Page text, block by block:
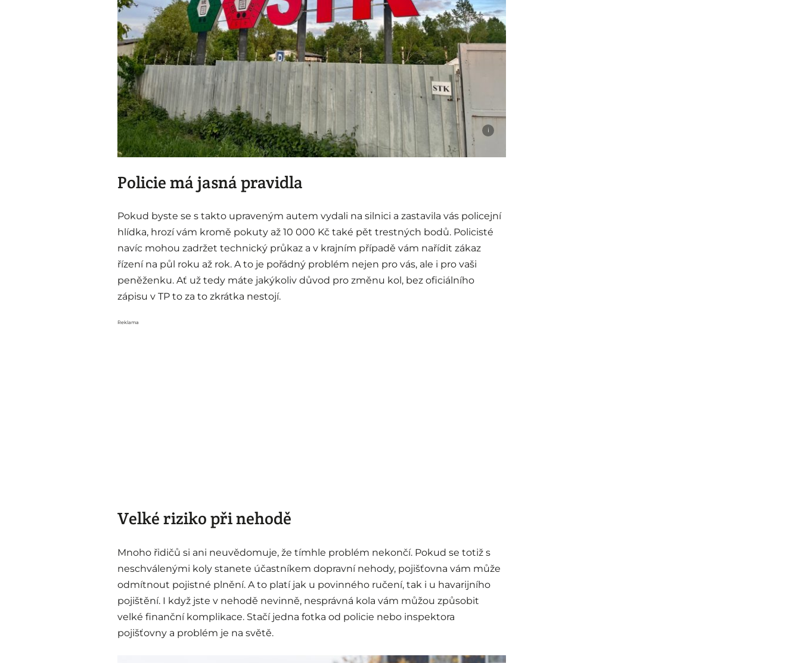
i
Policie má jasná pravidla
Pokud byste se s takto upraveným autem vydali na silnici a zastavila vás policejní
hlídka, hrozí vám kromě pokuty až 10 000 Kč také pět trestných bodů. Policisté
navíc mohou zadržet technický průkaz a v krajním případě vám nařídit zákaz
řízení na půl roku až rok. A to je pořádný problém nejen pro vás, ale i pro vaši
peněženku. Ať už tedy máte jakýkoliv důvod pro změnu kol, bez oficiálního
zápisu v TP to za to zkrátka nestojí.
Reklama
Velké riziko při nehodě
Mnoho řidičů si ani neuvědomuje, že tímhle problém nekončí. Pokud se totiž s
neschválenými koly stanete účastníkem dopravní nehody, pojišťovna vám může
odmítnout pojistné plnění. A to platí jak u povinného ručení, tak i u havarijního
pojištění. I když jste v nehodě nevinně, nesprávná kola vám můžou způsobit
velké finanční komplikace. Stačí jedna fotka od policie nebo inspektora
pojišťovny a problém je na světě.